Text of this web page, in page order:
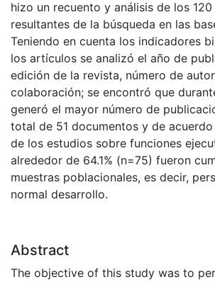
hizo un recuento y análisis de los
resultantes de la búsqueda en las
Teniendo en cuenta los indicadores
los artículos se analizó el año de
edición de la revista, número de
colaboración; se encontró que
generó el mayor número de
total de 51 documentos y de
de los estudios sobre funciones
alrededor de 64.1% (n=75) fueron
muestras poblacionales, es decir,
normal desarrollo.
Abstract
The objective of this study was to